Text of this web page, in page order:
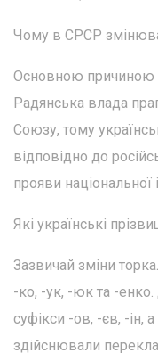
Чому в СРСР
Основною причиною
Радянська влада
Союзу, тому
відповідно до
прояви національної
Які українські
Зазвичай зміни
-ко, -ук, -юк та -
суфікси -ов, -єв, -ін,
здійснювали